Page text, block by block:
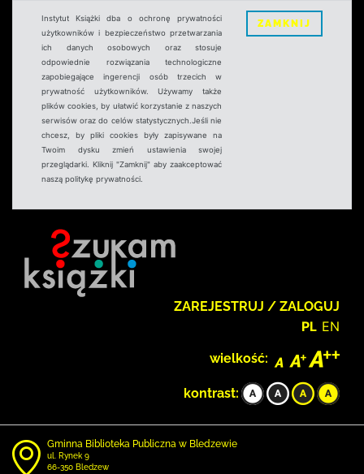
Instytut Książki dba o ochronę prywatności
użytkowników i bezpieczeństwo przetwarzania
ich danych osobowych oraz stosuje
odpowiednie rozwiązania technologiczne
zapobiegające ingerencji osób trzecich w
prywatność użytkowników. Używamy także
plików cookies, by ułatwić korzystanie z naszych
serwisów oraz do celów statystycznych.Jeśli nie
chcesz, by pliki cookies były zapisywane na
Twoim dysku zmień ustawienia swojej
przeglądarki. Kliknij "Zamknij" aby zaakceptować
naszą politykę prywatności.
ZAMKNIJ
ZAREJESTRUJ / ZALOGUJ
PL EN
wielkość:
kontrast:
Gminna Biblioteka Publiczna w Bledzewie
ul. Rynek 9
66-350 Bledzew